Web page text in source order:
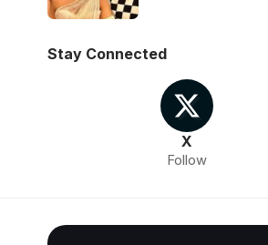
Stay Connected
X
Follow